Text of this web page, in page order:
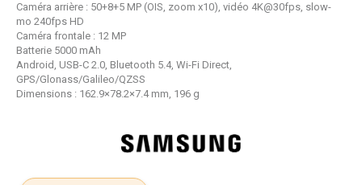
Caméra arrière : 50+8+5 MP (OIS, zoom x10), vidéo 4K@30fps, slow-
mo 240fps HD
Caméra frontale : 12 MP
Batterie 5000 mAh
Android, USB-C 2.0, Bluetooth 5.4, Wi-Fi Direct,
GPS/Glonass/Galileo/QZSS
Dimensions : 162.9×78.2×7.4 mm, 196 g